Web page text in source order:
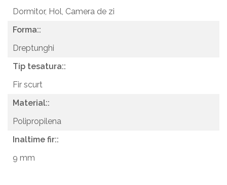
Dormitor, Hol, Camera de zi
Forma::
Dreptunghi
Tip tesatura::
Fir scurt
Material::
Polipropilena
Inaltime fir::
9 mm